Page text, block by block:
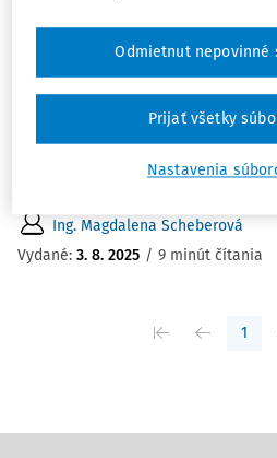
Postupy vo verejnom
V júnovom čísle časopisu sme
fázam verejného obstarávania aj
zadávanie zákaziek
finančných prostriedkov
Ing. Magdalena Scheberová
Vydané: 3. 8. 2025 / 9 minút čítania
1
Nastavenia
Odmietnut nepovinné
Prijať všetky